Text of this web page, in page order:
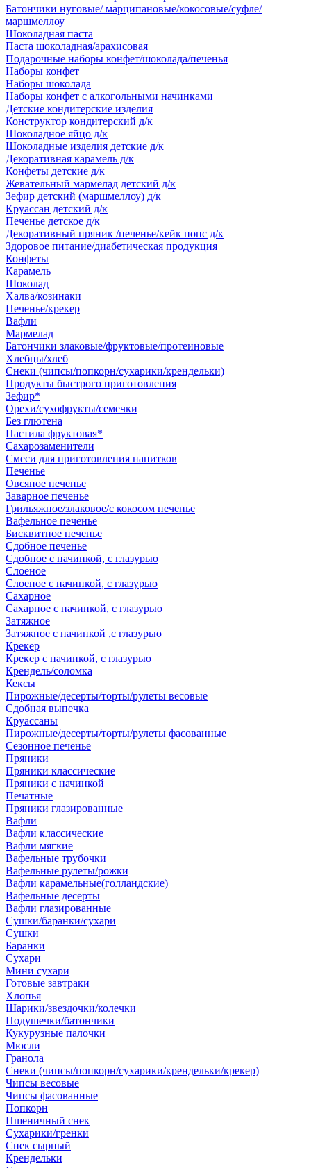
Батончики нуговые/ марципановые/кокосовые/суфле/
маршмеллоу
Шоколадная паста
Паста шоколадная/арахисовая
Подарочные наборы конфет/шоколада/печенья
Наборы конфет
Наборы шоколада
Наборы конфет с алкогольными начинками
Детские кондитерские изделия
Конструктор кондитерский д/к
Шоколадное яйцо д/к
Шоколадные изделия детские д/к
Декоративная карамель д/к
Конфеты детские д/к
Жевательный мармелад детский д/к
Зефир детский (маршмеллоу) д/к
Круассан детский д/к
Печенье детское д/к
Декоративный пряник /печенье/кейк попс д/к
Здоровое питание/диабетическая продукция
Конфеты
Карамель
Шоколад
Халва/козинаки
Печенье/крекер
Вафли
Мармелад
Батончики злаковые/фруктовые/протеиновые
Хлебцы/хлеб
Снеки (чипсы/попкорн/сухарики/крендельки)
Продукты быстрого приготовления
Зефир*
Орехи/сухофрукты/семечки
Без глютена
Пастила фруктовая*
Сахарозаменители
Смеси для приготовления напитков
Печенье
Овсяное печенье
Заварное печенье
Грильяжное/злаковое/с кокосом печенье
Вафельное печенье
Бисквитное печенье
Сдобное печенье
Сдобное с начинкой, с глазурью
Слоеное
Слоеное с начинкой, с глазурью
Сахарное
Сахарное с начинкой, с глазурью
Затяжное
Затяжное с начинкой ,с глазурью
Крекер
Крекер с начинкой, с глазурью
Крендель/соломка
Кексы
Пирожные/десерты/торты/рулеты весовые
Сдобная выпечка
Круассаны
Пирожные/десерты/торты/рулеты фасованные
Сезонное печенье
Пряники
Пряники классические
Пряники с начинкой
Печатные
Пряники глазированные
Вафли
Вафли классические
Вафли мягкие
Вафельные трубочки
Вафельные рулеты/рожки
Вафли карамельные(голландские)
Вафельные десерты
Вафли глазированные
Сушки/баранки/сухари
Сушки
Баранки
Сухари
Мини сухари
Готовые завтраки
Хлопья
Шарики/звездочки/колечки
Подушечки/батончики
Кукурузные палочки
Мюсли
Гранола
Снеки (чипсы/попкорн/сухарики/крендельки/крекер)
Чипсы весовые
Чипсы фасованные
Попкорн
Пшеничный снек
Сухарики/гренки
Снек сырный
Крендельки